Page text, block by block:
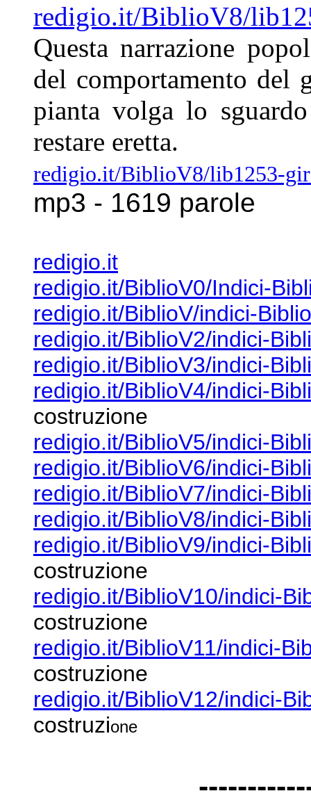
redigio.it/BiblioV8/
Questanarrazione
del comportamento del
piantavolga lo
restare eretta.
redigio.it/BiblioV8/lib1253-
mp3 - 1619 parole
redigio.it
redigio.it/BiblioV0/Indici-
redigio.it/BiblioV/indici-
redigio.it/BiblioV2/indici-
redigio.it/BiblioV3/indici-
redigio.it/BiblioV4/indici-
costruzione
redigio.it/BiblioV5/indici-
redigio.it/BiblioV6/indici-
redigio.it/BiblioV7/indici-
redigio.it/BiblioV8/indici-
redigio.it/BiblioV9/indici-
costruzione
redigio.it/BiblioV10/indici-
costruzione
redigio.it/BiblioV11/indici-
costruzione
redigio.it/BiblioV12/indici-
costruzione